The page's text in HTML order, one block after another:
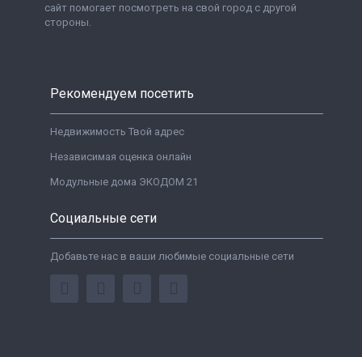
сайт помогает посмотреть на свой город с другой
стороны.
Рекомендуем посетить
Недвижимость Твой адрес
Независимая оценка онлайн
Модульные дома ЭКОДОМ 21
Социальные сети
Добавьте нас в ваши любимые социальные сети